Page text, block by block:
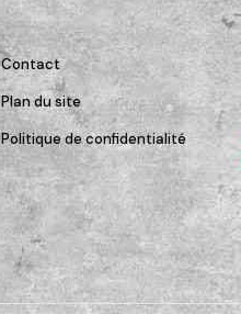
Contact
Plan du site
Politique de confidentialité